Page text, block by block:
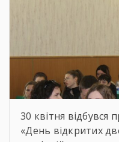
30 квітня відбувся
«День відкритих